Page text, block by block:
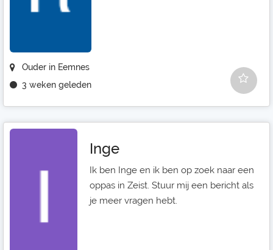
Ouder in Eemnes
3 weken geleden
Inge
Ik ben Inge en ik ben op zoek naar een
oppas in Zeist. Stuur mij een bericht als
je meer vragen hebt.